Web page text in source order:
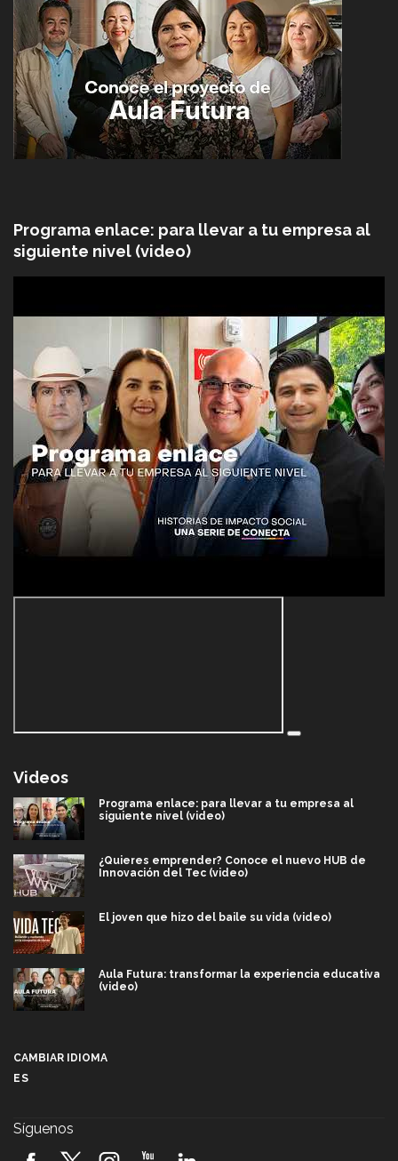
Programa enlace: para llevar a tu empresa al
siguiente nivel (video)
Videos
Programa enlace: para llevar a tu empresa al
siguiente nivel (video)
¿Quieres emprender? Conoce el nuevo HUB de
Innovación del Tec (video)
El joven que hizo del baile su vida (video)
Aula Futura: transformar la experiencia educativa
(video)
2026! (video)
CAMBIAR IDIOMA
ES
Síguenos